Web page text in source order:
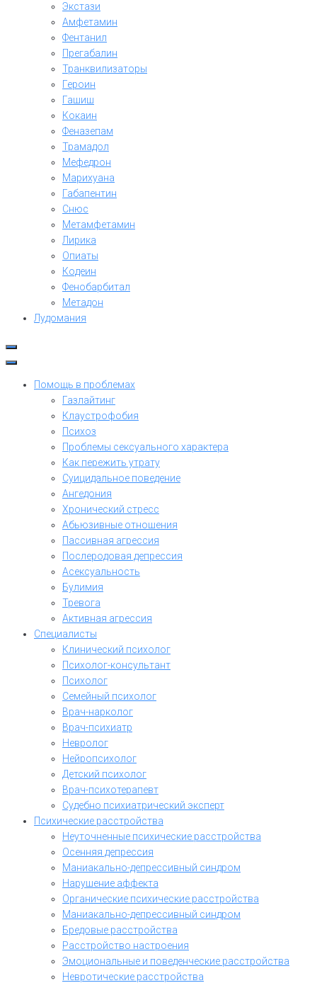
Экстази
Амфетамин
Фентанил
Прегабалин
Транквилизаторы
Героин
Гашиш
Кокаин
Феназепам
Трамадол
Мефедрон
Марихуана
Габапентин
Снюс
Метамфетамин
Лирика
Опиаты
Кодеин
Фенобарбитал
Метадон
Лудомания
Помощь в проблемах
Газлайтинг
Клаустрофобия
Психоз
Проблемы сексуального характера
Как пережить утрату
Суицидальное поведение
Ангедония
Хронический стресс
Абьюзивные отношения
Пассивная агрессия
Послеродовая депрессия
Асексуальность
Булимия
Тревога
Активная агрессия
Специалисты
Клинический психолог
Психолог-консультант
Психолог
Семейный психолог
Врач-нарколог
Врач-психиатр
Невролог
Нейропсихолог
Детский психолог
Врач-психотерапевт
Судебно психиатрический эксперт
Психические расстройства
Неуточненные психические расстройства
Осенняя депрессия
Маниакально-депрессивный синдром
Нарушение аффекта
Органические психические расстройства
Маниакально-депрессивный синдром
Бредовые расстройства
Расстройство настроения
Эмоциональные и поведенческие расстройства
Невротические расстройства